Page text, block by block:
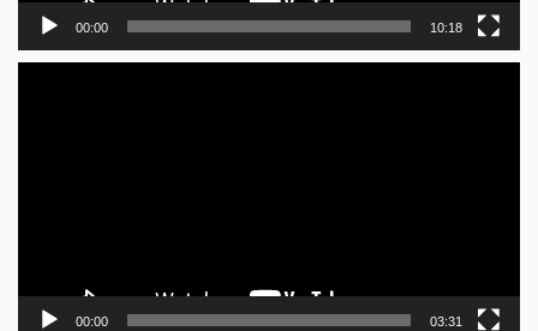
00:00 10:18
00:00 03:31